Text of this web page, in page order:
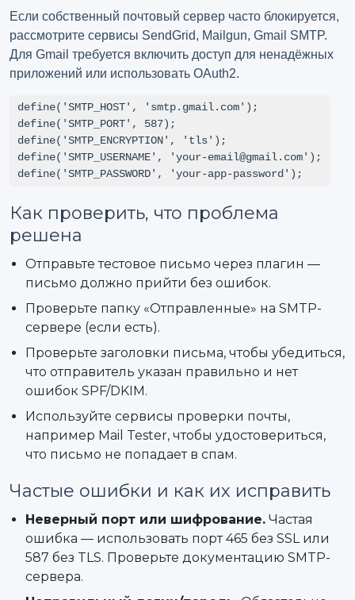
Если собственный почтовый сервер часто блокируется,
рассмотрите сервисы SendGrid, Mailgun, Gmail SMTP.
Для Gmail требуется включить доступ для ненадёжных
приложений или использовать OAuth2.
define('SMTP_HOST', 'smtp.gmail.com');
define('SMTP_PORT', 587);
define('SMTP_ENCRYPTION', 'tls');
define('SMTP_USERNAME', 'your-email@gmail.com');
define('SMTP_PASSWORD', 'your-app-password');
Как проверить, что проблема
решена
Отправьте тестовое письмо через плагин —
письмо должно прийти без ошибок.
Проверьте папку «Отправленные» на SMTP-
сервере (если есть).
Проверьте заголовки письма, чтобы убедиться,
что отправитель указан правильно и нет
ошибок SPF/DKIM.
Используйте сервисы проверки почты,
например Mail Tester, чтобы удостовериться,
что письмо не попадает в спам.
Частые ошибки и как их исправить
Неверный порт или шифрование. Частая
ошибка — использовать порт 465 без SSL или
587 без TLS. Проверьте документацию SMTP-
сервера.